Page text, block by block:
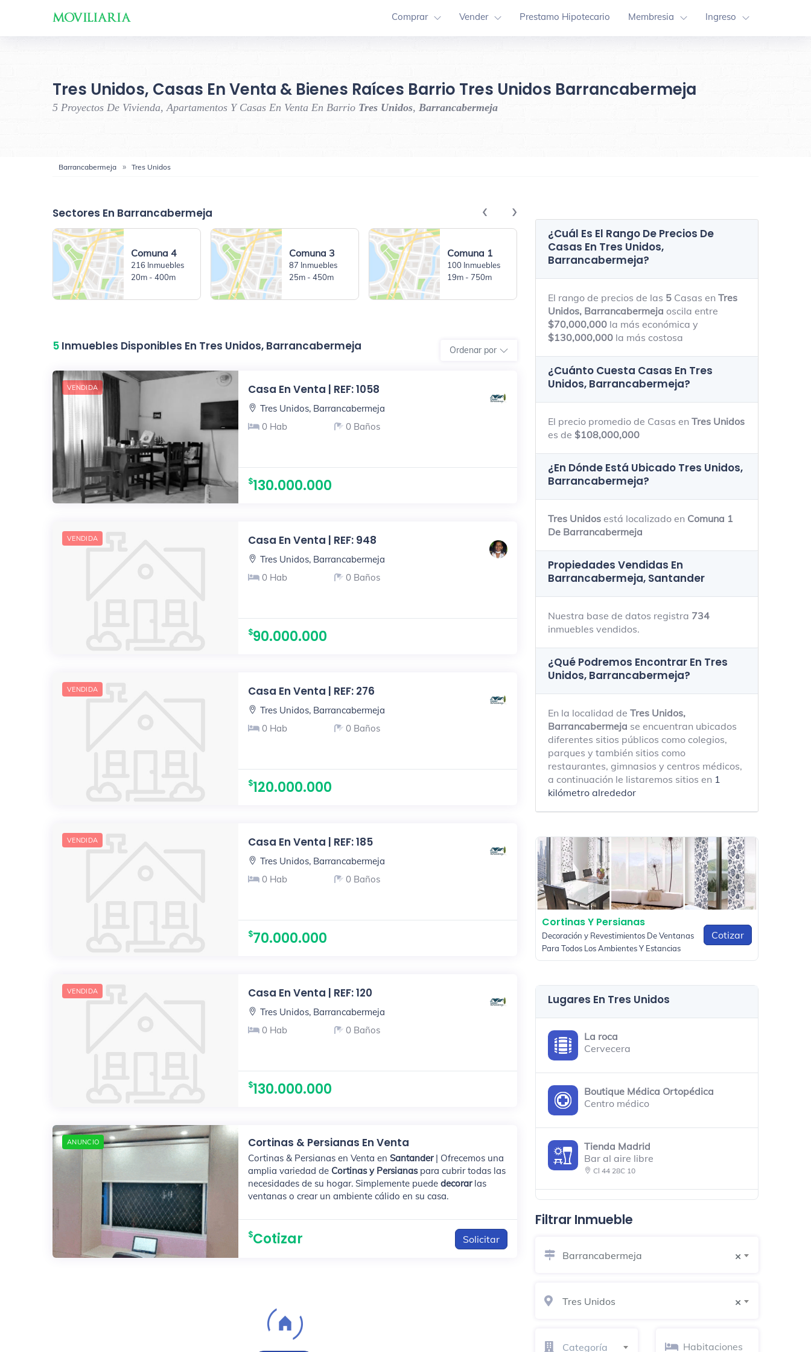
Comprar Vender Prestamo Hipotecario Membresia Ingreso
Tres Unidos, Casas En Venta & Bienes Raíces Barrio Tres Unidos Barrancabermeja
5 Proyectos De Vivienda, Apartamentos Y Casas En Venta En Barrio Tres Unidos, Barrancabermeja
Barrancabermeja Tres Unidos
Sectores En Barrancabermeja
Comuna 4
216 Inmuebles
20m - 400m
Comuna 3
87 Inmuebles
25m - 450m
Comuna 1
100 Inmuebles
19m - 750m
Comuna 2
87 Inmuebles
90m - 600m
‹ ›
5 Inmuebles Disponibles En Tres Unidos, Barrancabermeja Ordenar por
VENDIDA Casa En Venta | REF: 1058
Tres Unidos, Barrancabermeja
0 Hab
0 Baños
130.000.000
VENDIDA Casa En Venta | REF: 948
Tres Unidos, Barrancabermeja
0 Hab
0 Baños
90.000.000
VENDIDA Casa En Venta | REF: 276
Tres Unidos, Barrancabermeja
0 Hab
0 Baños
120.000.000
VENDIDA Casa En Venta | REF: 185
Tres Unidos, Barrancabermeja
0 Hab
0 Baños
70.000.000
VENDIDA Casa En Venta | REF: 120
Tres Unidos, Barrancabermeja
0 Hab
0 Baños
130.000.000
ANUNCIO Cortinas & Persianas En Venta
Cortinas & Persianas en Venta en Santander| Ofrecemos una
amplia variedad de Cortinas y Persianaspara cubrir todas las
necesidades de su hogar. Simplemente puede decorarlas
ventanas o crear un ambiente cálido en su casa.
Cotizar Solicitar
¿Cuál Es El Rango De Precios De
Casas En Tres Unidos,
Barrancabermeja?
El rango de precios de las 5 Casas en Tres
Unidos, Barrancabermeja oscila entre
$70,000,000 la más económica y
$130,000,000 la más costosa
¿Cuánto Cuesta Casas En Tres
Unidos, Barrancabermeja?
El precio promedio de Casas en Tres Unidos
es de $108,000,000
¿En Dónde Está Ubicado Tres Unidos,
Barrancabermeja?
Tres Unidos está localizado en Comuna 1
De Barrancabermeja
Propiedades Vendidas En
Barrancabermeja, Santander
Nuestra base de datos registra 734
inmuebles vendidos.
¿Qué Podremos Encontrar En Tres
Unidos, Barrancabermeja?
En la localidad de Tres Unidos,
Barrancabermeja se encuentran ubicados
diferentes sitios públicos como colegios,
parques y también sitios como
restaurantes, gimnasios y centros médicos,
a continuación le listaremos sitios en 1
kilómetro alrededor
Cortinas Y Persianas
Decoración y Revestimientos De Ventanas
Para Todos Los Ambientes Y Estancias
Cotizar
Lugares En Tres Unidos
La roca
Cervecera
Boutique Médica Ortopédica
Centro médico
Tienda Madrid
Bar al aire libre
Cl 44 28C 10
Restaurante
Popsy
Filtrar Inmueble
×
Barrancabermeja
×
Tres Unidos
Categoría